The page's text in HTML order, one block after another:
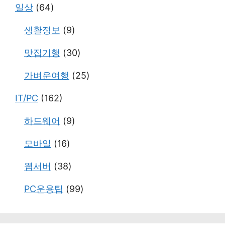
일상 (64)
생활정보 (9)
맛집기행 (30)
가벼운여행 (25)
IT/PC (162)
하드웨어 (9)
모바일 (16)
웹서버 (38)
PC운용팁 (99)